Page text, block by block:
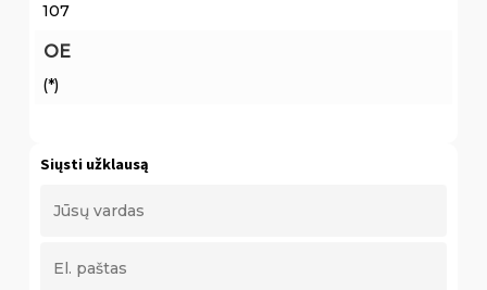
107
OE
(*)
Siųsti užklausą